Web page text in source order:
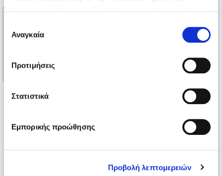
των υπηρεσιών τους.
συγκατάθεσης
Αναγκαία
Προτιμήσεις
Στατιστικά
Εμπορικής προώθησης
Προβολή λεπτομερειών